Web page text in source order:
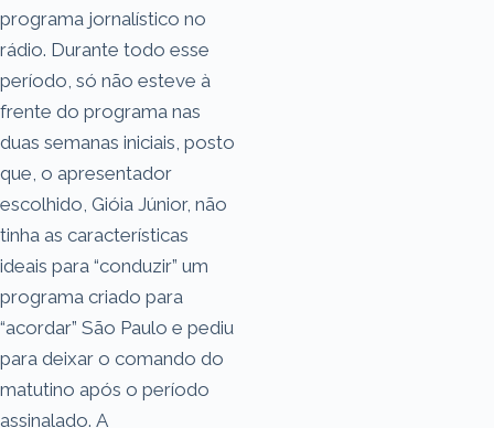
programa jornalístico no
rádio. Durante todo esse
período, só não esteve à
frente do programa nas
duas semanas iniciais, posto
que, o apresentador
escolhido, Gióia Júnior, não
tinha as características
ideais para “conduzir” um
programa criado para
“acordar” São Paulo e pediu
para deixar o comando do
matutino após o período
assinalado. A